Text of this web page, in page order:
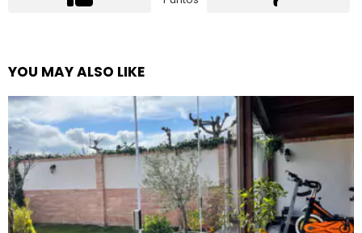
YOU MAY ALSO LIKE